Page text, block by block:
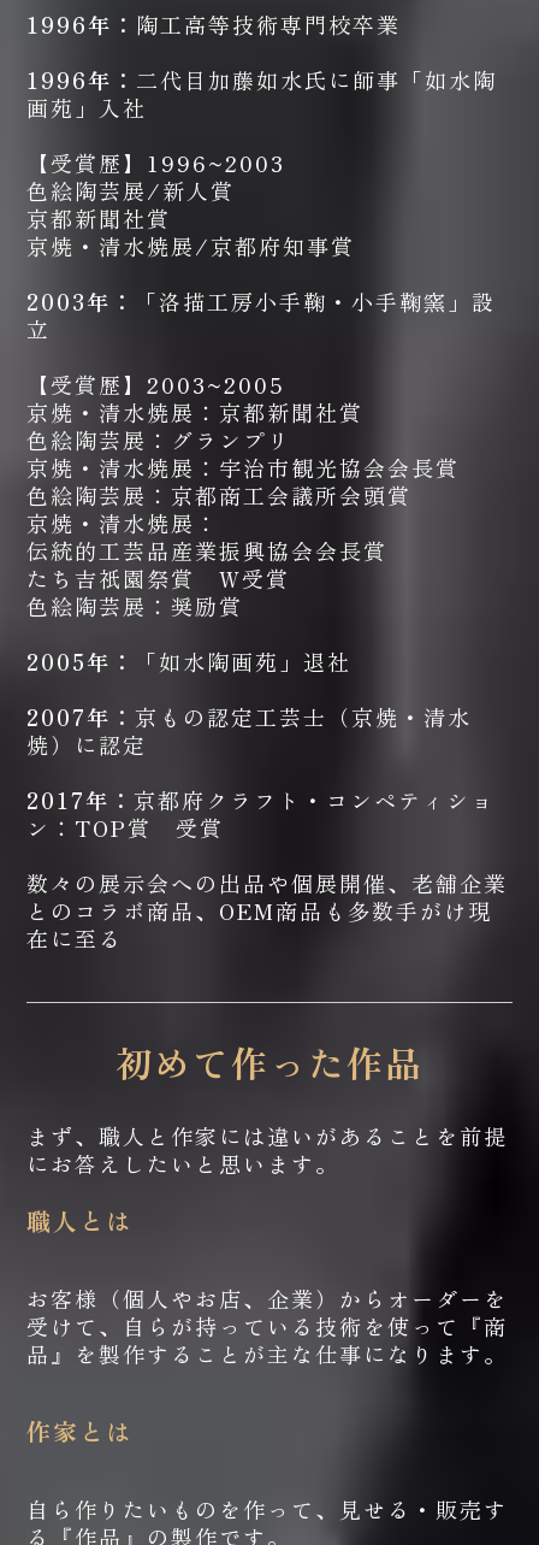
1996年： 陶工高等技術専門校卒業
1996年： 二代目加藤如水氏に師事「如水陶
画苑」入社
【受賞歴】1996~2003
色絵陶芸展/新人賞
京都新聞社賞
京焼・清水焼展/京都府知事賞
2003年：
「洛描工房小手鞠・小手鞠窯」設
立
【受賞歴】2003~2005
京焼・清水焼展：京都新聞社賞
色絵陶芸展：グランプリ
京焼・清水焼展：宇治市観光協会会長賞
色絵陶芸展：京都商工会議所会頭賞
京焼・清水焼展：
伝統的工芸品産業振興協会会長賞
たち吉祇園祭賞 W受賞
色絵陶芸展：奨励賞
2005年：
「如水陶画苑」退社
2007年： 京もの認定工芸士（京焼・清水
焼）に認定
2017年： 京都府クラフト・コンペティショ
ン：TOP賞 受賞
数々の展示会への出品や個展開催、老舗企業
とのコラボ商品、OEM商品も多数手がけ現
在に至る
初めて作った作品
まず、職人と作家には違いがあることを前提
にお答えしたいと思います。
職人とは
お客様（個人やお店、企業）からオーダーを
受けて、自らが持っている技術を使って『商
品』を製作することが主な仕事になります。
作家とは
自ら作りたいものを作って、見せる・販売す
る『作品』の製作です。